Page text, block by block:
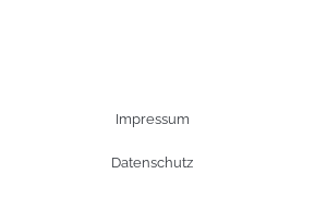
Impressum
Datenschutz